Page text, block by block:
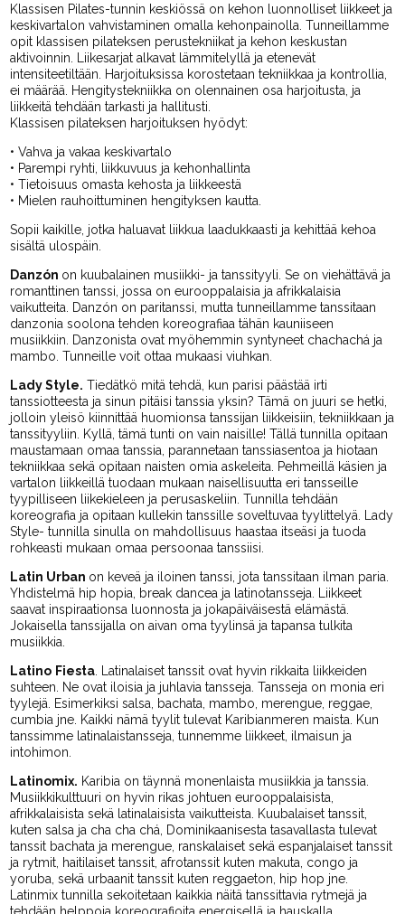
Klassisen Pilates-tunnin keskiössä on kehon luonnolliset liikkeet ja
keskivartalon vahvistaminen omalla kehonpainolla. Tunneillamme
opit klassisen pilateksen perustekniikat ja kehon keskustan
aktivoinnin. Liikesarjat alkavat lämmitelyllä ja etenevät
intensiteetiltään. Harjoituksissa korostetaan tekniikkaa ja kontrollia,
ei määrää. Hengitystekniikka on olennainen osa harjoitusta, ja
liikkeitä tehdään tarkasti ja hallitusti.
Klassisen pilateksen harjoituksen hyödyt:
• Vahva ja vakaa keskivartalo
• Parempi ryhti, liikkuvuus ja kehonhallinta
• ⁠Tietoisuus omasta kehosta ja liikkeestä
• ⁠Mielen rauhoittuminen hengityksen kautta.
Sopii kaikille, jotka haluavat liikkua laadukkaasti ja kehittää kehoa
sisältä ulospäin.
Danzón on kuubalainen musiikki- ja tanssityyli. Se on viehättävä ja
romanttinen tanssi, jossa on eurooppalaisia ja afrikkalaisia
vaikutteita. Danzón on paritanssi, mutta tunneillamme tanssitaan
danzonia soolona tehden koreografiaa tähän kauniiseen
musiikkiin. Danzonista ovat myöhemmin syntyneet chachachá ja
mambo. Tunneille voit ottaa mukaasi viuhkan.
Lady Style. Tiedätkö mitä tehdä, kun parisi päästää irti
tanssiotteesta ja sinun pitäisi tanssia yksin? Tämä on juuri se hetki,
jolloin yleisö kiinnittää huomionsa tanssijan liikkeisiin, tekniikkaan ja
tanssityyliin. Kyllä, tämä tunti on vain naisille! Tällä tunnilla opitaan
maustamaan omaa tanssia, parannetaan tanssiasentoa ja hiotaan
tekniikkaa sekä opitaan naisten omia askeleita. Pehmeillä käsien ja
vartalon liikkeillä tuodaan mukaan naisellisuutta eri tansseille
tyypilliseen liikekieleen ja perusaskeliin. Tunnilla tehdään
koreografia ja opitaan kullekin tanssille soveltuvaa tyylittelyä. Lady
Style- tunnilla sinulla on mahdollisuus haastaa itseäsi ja tuoda
rohkeasti mukaan omaa persoonaa tanssiisi.
Latin Urban on keveä ja iloinen tanssi, jota tanssitaan ilman paria.
Yhdistelmä hip hopia, break dancea ja latinotansseja. Liikkeet
saavat inspiraationsa luonnosta ja jokapäiväisestä elämästä.
Jokaisella tanssijalla on aivan oma tyylinsä ja tapansa tulkita
musiikkia.
Latino Fiesta . Latinalaiset tanssit ovat hyvin rikkaita liikkeiden
suhteen. Ne ovat iloisia ja juhlavia tansseja. Tansseja on monia eri
tyylejä. Esimerkiksi salsa, bachata, mambo, merengue, reggae,
cumbia jne. Kaikki nämä tyylit tulevat Karibianmeren maista. Kun
tanssimme latinalaistansseja, tunnemme liikkeet, ilmaisun ja
intohimon.
Latinomix. Karibia on täynnä monenlaista musiikkia ja tanssia.
Musiikkikulttuuri on hyvin rikas johtuen eurooppalaisista,
afrikkalaisista sekä latinalaisista vaikutteista. Kuubalaiset tanssit,
kuten salsa ja cha cha chá, Dominikaanisesta tasavallasta tulevat
tanssit bachata ja merengue, ranskalaiset sekä espanjalaiset tanssit
ja rytmit, haitilaiset tanssit, afrotanssit kuten makuta, congo ja
yoruba, sekä urbaanit tanssit kuten reggaeton, hip hop jne.
Latinmix tunnilla sekoitetaan kaikkia näitä tanssittavia rytmejä ja